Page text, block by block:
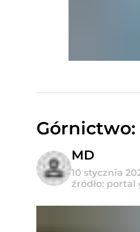
Górnictwo:
MD
10 stycznia
źródło: